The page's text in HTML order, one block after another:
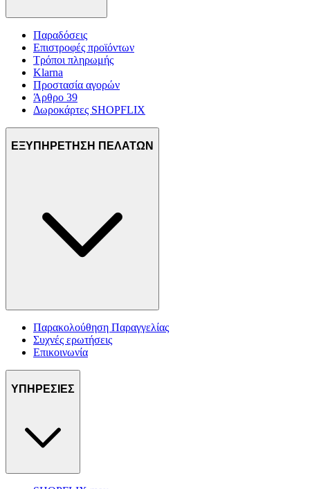
Παραδόσεις
Επιστροφές προϊόντων
Τρόποι πληρωμής
Klarna
Προστασία αγορών
Άρθρο 39
Δωροκάρτες SHOPFLIX
ΕΞΥΠΗΡΕΤΗΣΗ ΠΕΛΑΤΩΝ
Παρακολούθηση Παραγγελίας
Συχνές ερωτήσεις
Επικοινωνία
ΥΠΗΡΕΣΙΕΣ